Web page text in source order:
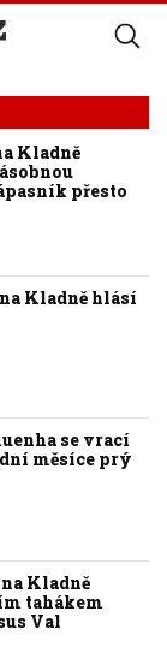
Kladně
přesto
Kladně hlásí
se vrací
měsíce prý
Kladně
tahákem
Val